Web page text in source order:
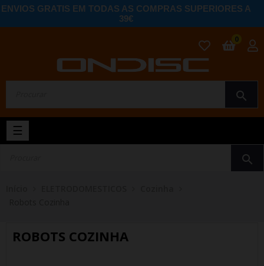
ENVIOS GRATIS EM TODAS AS COMPRAS SUPERIORES A
39€
search
0
Toggle
navigation
☰
search
ROBOTS COZINHA